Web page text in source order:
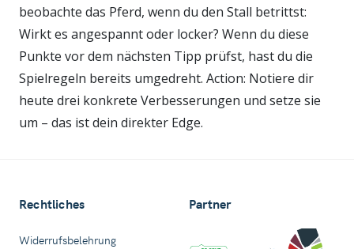
beobachte das Pferd, wenn du den Stall betrittst:
Wirkt es angespannt oder locker? Wenn du diese
Punkte vor dem nächsten Tipp prüfst, hast du die
Spielregeln bereits umgedreht. Action: Notiere dir
heute drei konkrete Verbesserungen und setze sie
um – das ist dein direkter Edge.
Rechtliches
Widerrufsbelehrung
Partner